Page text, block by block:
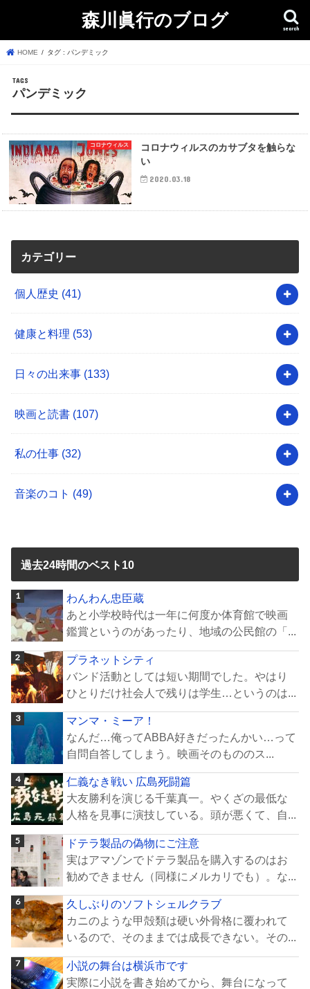
森川眞行のブログ search
HOME タグ : パンデミック
パンデミック
コロナウィルス
コロナウィルスのカサブタを触らな
い
2020.03.18
カテゴリー
個人歴史 (41)
健康と料理 (53)
日々の出来事 (133)
映画と読書 (107)
私の仕事 (32)
音楽のコト (49)
過去24時間のベスト10
わんわん忠臣蔵
あと小学校時代は一年に何度か体育館で映画
鑑賞というのがあったり、地域の公民館の「...
プラネットシティ
バンド活動としては短い期間でした。やはり
ひとりだけ社会人で残りは学生…というのは...
マンマ・ミーア！
なんだ…俺ってABBA好きだったんかい…って
自問自答してしまう。映画そのもののス...
仁義なき戦い 広島死闘篇
大友勝利を演じる千葉真一。やくざの最低な
人格を見事に演技している。頭が悪くて、自...
ドテラ製品の偽物にご注意
実はアマゾンでドテラ製品を購入するのはお
勧めできません（同様にメルカリでも）。な...
久しぶりのソフトシェルクラブ
カニのような甲殻類は硬い外骨格に覆われて
いるので、そのままでは成長できない。その...
小説の舞台は横浜市です
実際に小説を書き始めてから、舞台になって